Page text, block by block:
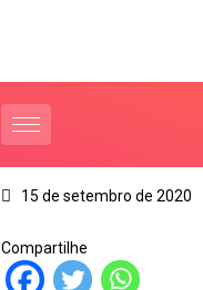
15 de setembro de 2020
Compartilhe